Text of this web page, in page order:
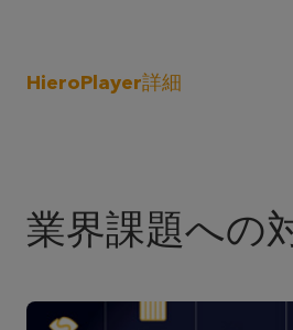
HieroPlayer詳細
業界課題への